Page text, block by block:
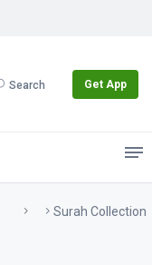
Search Get App
Surah Collection